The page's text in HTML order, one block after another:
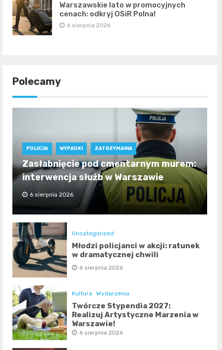
Warszawskie lato w promocyjnych
cenach: odkryj OSiR Polna!
6 sierpnia 2026
Polecamy
POLICJA WYPADKI ZATRZYMANIA
Zasłabnięcie pod cmentarnym murem:
interwencja służb w Warszawie
6 sierpnia 2026
Uncategorized
Młodzi policjanci w akcji: ratunek
w dramatycznej chwili
6 sierpnia 2026
Kultura Wydarzenia
Twórcze Stypendia 2027:
Realizuj Artystyczne Marzenia w
Warszawie!
6 sierpnia 2026